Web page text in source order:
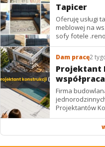
Tapicer
Oferuję usługi
meblowej na
Dam pracę2
Projektant
Firma
Projektantów Konstrukcji.
podwykonawstwo –